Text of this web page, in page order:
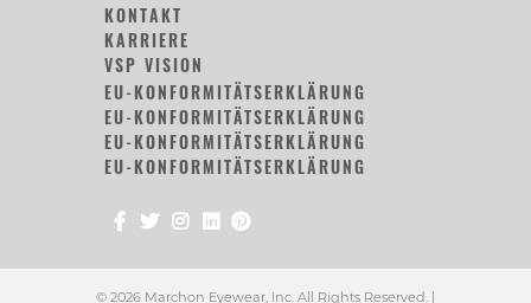
KONTAKT
KARRIERE
VSP VISION
EU-KONFORMITÄTSERKLÄRUNG
EU-KONFORMITÄTSERKLÄRUNG
EU-KONFORMITÄTSERKLÄRUNG
EU-KONFORMITÄTSERKLÄRUNG
© 2026 Marchon Eyewear, Inc. All Rights Reserved. |